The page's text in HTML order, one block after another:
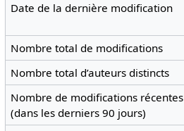
Date de la dernière modification
Nombre total de modifications
Nombre total d’auteurs distincts
Nombre de modifications récentes
(dans les derniers 90 jours)